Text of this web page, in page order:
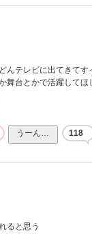
んテレビに出てきて
舞台とかで活躍してほ
うーん… 118
ると思う